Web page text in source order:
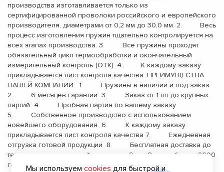
производства изготавливается только из
сертифицированной проволоки российского и европейского
производителя, диаметрами от 0,2 мм до 30,0 мм. 2. Весь
процесс изготовления пружин тщательно контролируется на
всех этапах производства. 3. Все пружины проходят
обязательный цикл термообработки и окончательный
измерительный контроль (ОТК). 4. К каждому заказу
прикладывается лист контроля качества. ПРЕИМУЩЕСТВА
НАШЕЙ КОМПАНИИ: 1. Пружины в наличии и под заказ
2. 6 месяцев гарантии 3. Заказ от 1 шт до крупных
партий 4. Пробная партия по вашему заказу
5. Собственное производство с использованием
новейшего оборудования 6. К каждому заказу
прикладывается лист контроля качества 7. Ежедневная
отгрузка готовой продукции 8. Бесплатная доставка до
терминала транспортной компании 9. Опыт работы с 2000
года
Мы используемcookies для быстрой и